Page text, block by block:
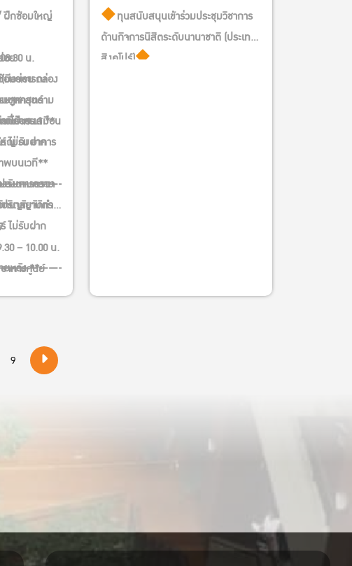
ฝึกซ้อมใหญ่
น.
อมย่อย ณ
ษฐศาสตร์
าที่กำหนด **
อย
อาหารกล่อง
วไป ศร.1
หญ่ ณ อาคาร
ลงตามความ
ชุดครุยตาม
บร้อย เสมือน
พบนเวที**
ไม่รับฝาก
ปริญญาบัตร
– 10.00 น.
าคารศูนย์
บการตรวจ
ทยาลัยจัดทำ
ไม่รับฝาก
Czxxu6
ยหลัง **
ทุนสนับสนุนเข้าร่วมประชุมวิชาการ
ด้านกิจการนิสิตระดับนานาชาติ (ประเทศ
สิงคโปร์)
9